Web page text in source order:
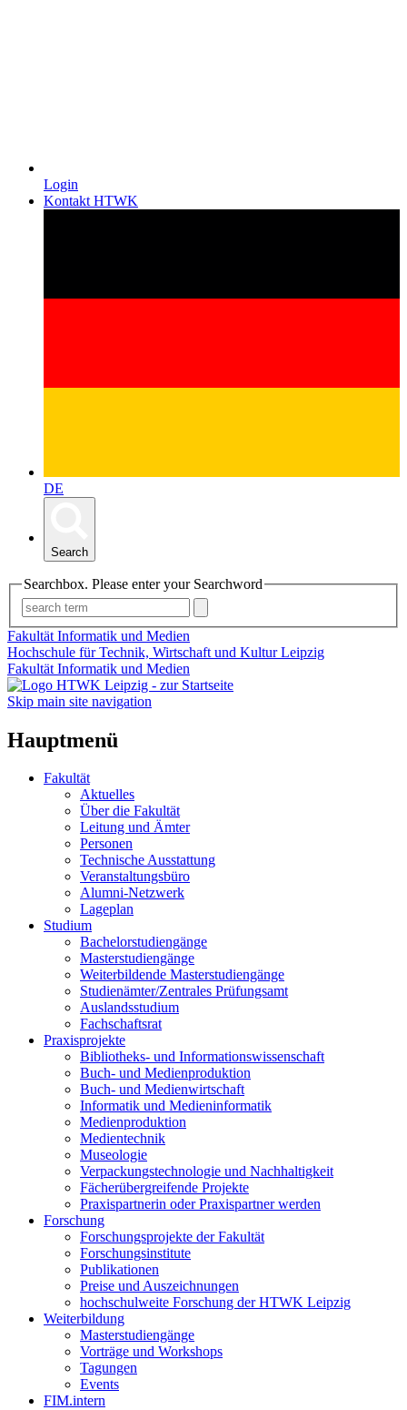
Login
Kontakt HTWK
DE
Search
Searchbox. Please enter your Searchword
Fakultät Informatik und Medien
Hochschule für Technik, Wirtschaft und Kultur Leipzig
Fakultät Informatik und Medien
Skip main site navigation
Hauptmenü
Fakultät
Aktuelles
Über die Fakultät
Leitung und Ämter
Personen
Technische Ausstattung
Veranstaltungsbüro
Alumni-Netzwerk
Lageplan
Studium
Bachelorstudiengänge
Masterstudiengänge
Weiterbildende Masterstudiengänge
Studienämter/Zentrales Prüfungsamt
Auslandsstudium
Fachschaftsrat
Praxisprojekte
Bibliotheks- und Informationswissenschaft
Buch- und Medienproduktion
Buch- und Medienwirtschaft
Informatik und Medieninformatik
Medienproduktion
Medientechnik
Museologie
Verpackungstechnologie und Nachhaltigkeit
Fächerübergreifende Projekte
Praxispartnerin oder Praxispartner werden
Forschung
Forschungsprojekte der Fakultät
Forschungsinstitute
Publikationen
Preise und Auszeichnungen
hochschulweite Forschung der HTWK Leipzig
Weiterbildung
Masterstudiengänge
Vorträge und Workshops
Tagungen
Events
FIM.intern